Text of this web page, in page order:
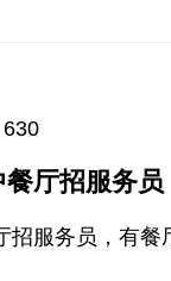
厅招服务员
招服务员，有餐